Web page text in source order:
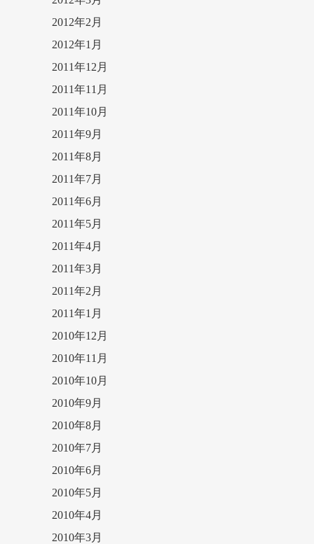
2012年2月
2012年1月
2011年12月
2011年11月
2011年10月
2011年9月
2011年8月
2011年7月
2011年6月
2011年5月
2011年4月
2011年3月
2011年2月
2011年1月
2010年12月
2010年11月
2010年10月
2010年9月
2010年8月
2010年7月
2010年6月
2010年5月
2010年4月
2010年3月